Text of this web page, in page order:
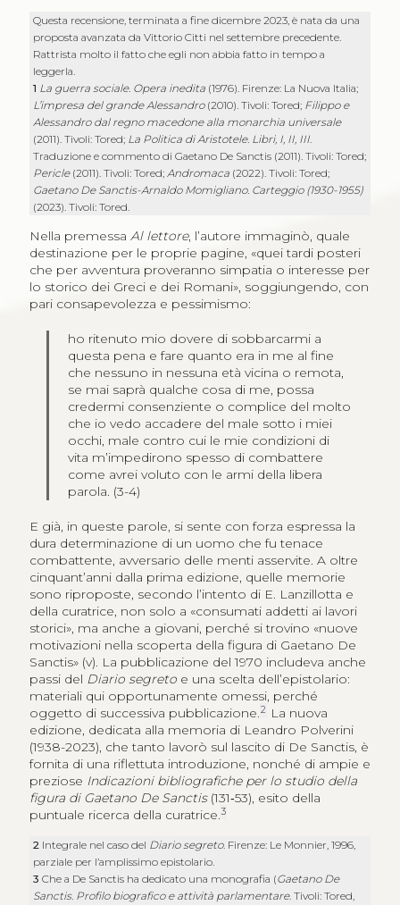
Questa recensione, terminata a fine dicembre 2023, è nata da una
proposta avanzata da Vittorio Citti nel settembre precedente.
Rattrista molto il fatto che egli non abbia fatto in tempo a
leggerla.
1 La guerra sociale. Opera inedita (1976). Firenze: La Nuova Italia;
L’impresa del grande Alessandro(2010). Tivoli: Tored; Filippo e
Alessandro dal regno macedone alla monarchia universale
(2011). Tivoli: Tored; La Politica di Aristotele. Libri, I, II, III.
Traduzione e commento di Gaetano De Sanctis (2011). Tivoli: Tored;
Pericle(2011). Tivoli: Tored;Andromaca (2022). Tivoli: Tored;
Gaetano De Sanctis-Arnaldo Momigliano. Carteggio (1930-1955)
(2023). Tivoli: Tored.
Nella premessa Al lettore, l’autore immaginò, quale
destinazione per le proprie pagine, «quei tardi posteri
che per avventura proveranno simpatia o interesse per
lo storico dei Greci e dei Romani», soggiungendo, con
pari consapevolezza e pessimismo:
ho ritenuto mio dovere di sobbarcarmi a
questa pena e fare quanto era in me al fine
che nessuno in nessuna età vicina o remota,
se mai saprà qualche cosa di me, possa
credermi consenziente o complice del molto
che io vedo accadere del male sotto i miei
occhi, male contro cui le mie condizioni di
vita m’impedirono spesso di combattere
come avrei voluto con le armi della libera
parola. (3-4)
E già, in queste parole, si sente con forza espressa la
dura determinazione di un uomo che fu tenace
combattente, avversario delle menti asservite. A oltre
cinquant’anni dalla prima edizione, quelle memorie
sono riproposte, secondo l’intento di E. Lanzillotta e
della curatrice, non solo a «consumati addetti ai lavori
storici», ma anche a giovani, perché si trovino «nuove
motivazioni nella scoperta della figura di Gaetano De
Sanctis» (v). La pubblicazione del 1970 includeva anche
passi del Diario segretoe una scelta dell’epistolario:
materiali qui opportunamente omessi, perché
oggetto di successiva pubblicazione.2
La nuova
edizione, dedicata alla memoria di Leandro Polverini
(1938-2023), che tanto lavorò sul lascito di De Sanctis, è
fornita di una riflettuta introduzione, nonché di ampie e
preziose Indicazioni bibliografiche per lo studio della
figura di Gaetano De Sanctis(131‑53), esito della
puntuale ricerca della curatrice.3
2 Integrale nel caso del Diario segreto. Firenze: Le Monnier, 1996,
parziale per l’amplissimo epistolario.
3Che a De Sanctis ha dedicato una monografia (Gaetano De
Sanctis. Profilo biografico e attività parlamentare. Tivoli: Tored,